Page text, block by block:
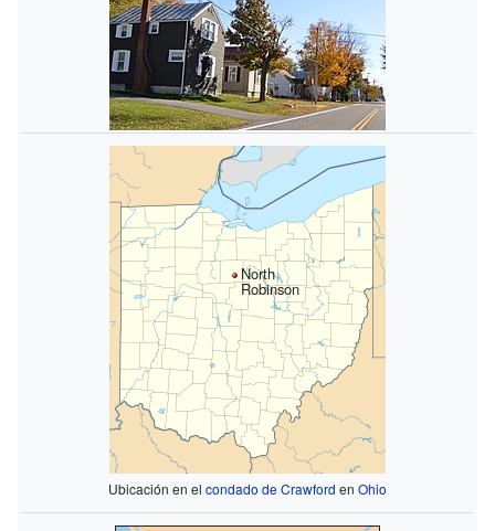
North
Robinson
Ubicación en el condado de Crawford en Ohio